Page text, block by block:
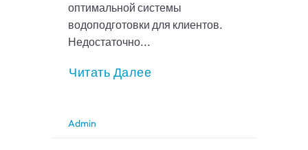
оптимальной системы
водоподготовки для клиентов.
Недостаточно...
Читать Далее
Admin